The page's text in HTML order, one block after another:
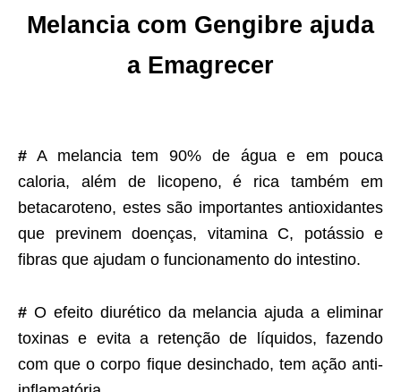
Melancia com Gengibre ajuda
a Emagrecer
# A melancia tem 90% de água e em pouca
caloria, além de licopeno, é rica também em
betacaroteno, estes são importantes antioxidantes
que previnem doenças, vitamina C, potássio e
fibras que ajudam o funcionamento do intestino.
# O efeito diurético da melancia ajuda a eliminar
toxinas e evita a retenção de líquidos, fazendo
com que o corpo fique desinchado, tem ação anti-